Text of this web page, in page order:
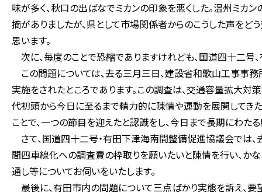
味が多く、秋口の出ばなでミカンの印象を悪くした。温州ミカ
摘がありましたが、県として市場関係者からのこうした声をど
思います。
次に、毎度のことで恐縮でありますけれども、国道四十二号
この問題については、去る三月三日、建設省和歌山工事事
実施をされたところであります。この調査は、交通容量拡大
代初頭から今日に至るまで精力的に陳情や運動を展開してき
ことで、一つの節目を迎えたと認識をし、今日まで長期にわ
さて、国道四十二号・有田下津海南間整備促進協議会では
間四車線化への調査費の枠取りを願いたいと陳情を行い、か
通し等についてお伺いをいたします。
最後に、有田市内の問題について三点ばかり実態を訴え、要